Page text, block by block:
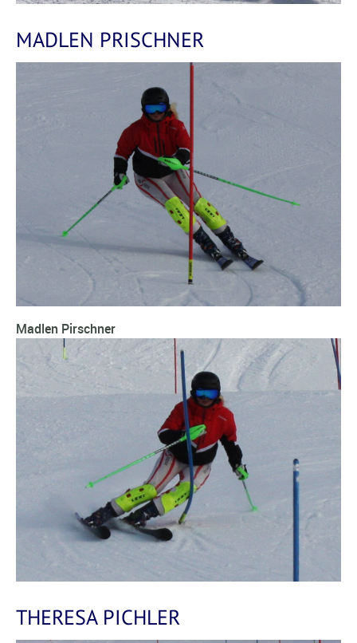
MADLEN PRISCHNER
Madlen Pirschner
THERESA PICHLER